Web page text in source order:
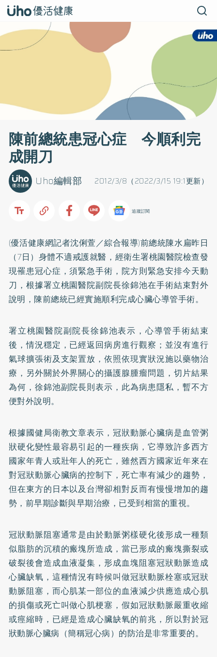
陳前總統患冠心症 今順利完
成開刀
2012/3/8（2022/3/15 19:1更新）
Uho編輯部
追蹤訂閱
(優活健康網記者沈俐萱／綜合報導)前總統陳水扁昨日
（7日）身體不適戒護就醫，經衛生署桃園醫院檢查發
現罹患冠心症，須緊急手術，院方則緊急安排今天動
刀，根據署立桃園醫院副院長徐錦池在手術結束對外
說明，陳前總統已經實施順利完成心臟心導管手術。
署立桃園醫院副院長徐錦池表示，心導管手術結束
後，情況穩定，已經返回病房進行觀察；並沒有進行
氣球擴張術及支架置放，依照依現實狀況施以藥物治
療，另外關於外界關心的攝護腺腫瘤問題，切片結果
為何，徐錦池副院長則表示，此為病患隱私，暫不方
便對外說明。
根據國健局衛教文章表示，冠狀動脈心臟病是血管粥
狀硬化變性最容易引起的一種疾病，它導致許多西方
國家年青人或壯年人的死亡，雖然西方國家近年來在
對冠狀動脈心臟病的控制下，死亡率有減少的趨勢，
但在東方的日本以及台灣卻相對反而有慢慢增加的趨
勢，前早期診斷與早期治療，已受到相當的重視。
冠狀動脈阻塞通常是由於動脈粥樣硬化後形成一種類
似脂肪的沉積的瘢塊所造成，當已形成的瘢塊撕裂或
破裂後會造成血液凝集，形成血塊阻塞冠狀動脈造成
心臟缺氧，這種情況有時候叫做冠狀動脈栓塞或冠狀
動脈阻塞，而心肌某一部位的血液減少供應造成心肌
的損傷或死亡叫做心肌梗塞，假如冠狀動脈嚴重收縮
或痙縮時，已經是造成心臟缺氧的前兆，所以對於冠
狀動脈心臟病（簡稱冠心病）的防治是非常重要的。